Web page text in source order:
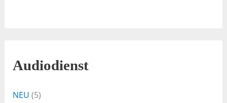
Audiodienst
NEU (5)